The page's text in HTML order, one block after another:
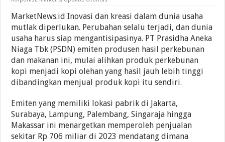
MarketNews.id Inovasi dan kreasi dalam dunia usaha
mutlak diperlukan. Perubahan selalu terjadi, dan dunia
usaha harus siap mengantisipasinya. PT Prasidha Aneka
Niaga Tbk (PSDN) emiten produsen hasil perkebunan
dan makanan ini, mulai alihkan produk perkebunan
kopi menjadi kopi olehan yang hasil jauh lebih tinggi
dibandingkan menjual produk kopi itu sendiri.
Emiten yang memiliki lokasi pabrik di Jakarta,
Surabaya, Lampung, Palembang, Singaraja hingga
Makassar ini menargetkan memperoleh penjualan
sekitar Rp 706 miliar di 2023 mendatang dimana